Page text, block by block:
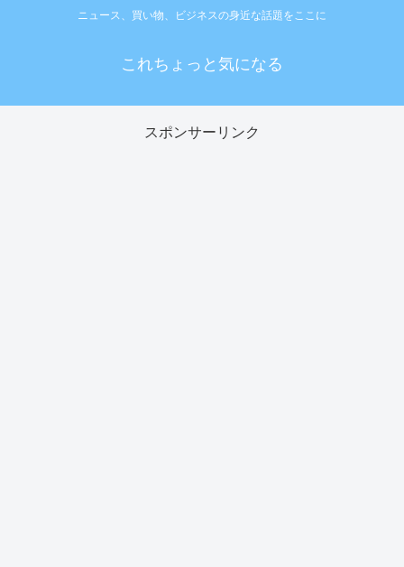
ニュース、買い物、ビジネスの身近な話題をここに
これちょっと気になる
スポンサーリンク